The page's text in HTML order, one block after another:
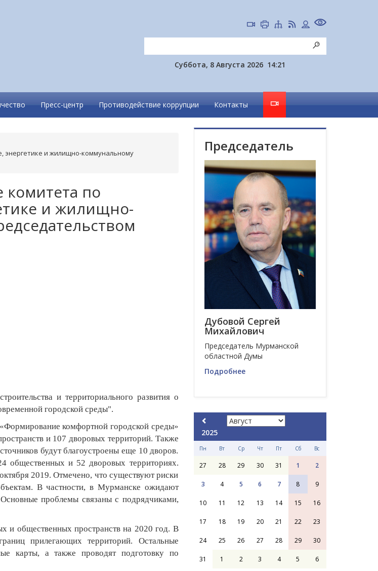
Суббота, 8 Августа 2026 14:21
Пресс-центр Противодействие коррупции Контакты
энергетике и жилищно-коммунальному
комитета по
и жилищно-
и территориального развития о
городской среды".
комфортной городской среды»
и 107 дворовых территорий. Также
будут благоустроены еще 10 дворов.
общественных и 52 дворовых территориях.
2019. Отмечено, что существуют риски
В частности, в Мурманске ожидают
проблемы связаны с подрядчиками,
и общественных пространств на 2020 год. В
прилегающих территорий. Остальные
карты, а также проводят подготовку по
Председатель
Дубовой Сергей
Михайлович
Председатель Мурманской
областной Думы
Подробнее
2025
Пн Вт Ср Чт Пт Сб Вс
27 28 29 30 31 1 2
3 4 5 6 7 8 9
10 11 12 13 14 15 16
17 18 19 20 21 22 23
24 25 26 27 28 29 30
31 1 2 3 4 5 6